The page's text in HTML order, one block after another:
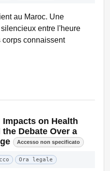
au Maroc. Une
entre l'heure
corps connaissent
on Health
Debate Over a
Accesso non specificato
Ora legale